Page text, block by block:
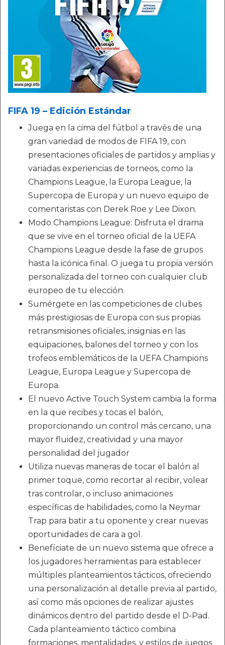
FIFA 19 – Edición Estándar
Juega en la cima del fútbol a través de una
gran variedad de modos de FIFA 19, con
presentaciones oficiales de partidos y amplias y
variadas experiencias de torneos, como la
Champions League, la Europa League, la
Supercopa de Europa y un nuevo equipo de
comentaristas con Derek Roe y Lee Dixon.
Modo Champions League: Disfruta el drama
que se vive en el torneo oficial de la UEFA
Champions League desde la fase de grupos
hasta la icónica final. O juega tu propia versión
personalizada del torneo con cualquier club
europeo de tu elección.
Sumérgete en las competiciones de clubes
más prestigiosas de Europa con sus propias
retransmisiones oficiales, insignias en las
equipaciones, balones del torneo y con los
trofeos emblemáticos de la UEFA Champions
League, Europa League y Supercopa de
Europa.
El nuevo Active Touch System cambia la forma
en la que recibes y tocas el balón,
proporcionando un control más cercano, una
mayor fluidez, creatividad y una mayor
personalidad del jugador
Utiliza nuevas maneras de tocar el balón al
primer toque, como recortar al recibir, volear
tras controlar, o incluso animaciones
específicas de habilidades, como la Neymar
Trap para batir a tu oponente y crear nuevas
oportunidades de cara a gol.
Benefíciate de un nuevo sistema que ofrece a
los jugadores herramientas para establecer
múltiples planteamientos tácticos, ofreciendo
una personalización al detalle previa al partido,
así como más opciones de realizar ajustes
dinámicos dentro del partido desde el D-Pad.
Cada planteamiento táctico combina
formaciones, mentalidades, y estilos de juegos